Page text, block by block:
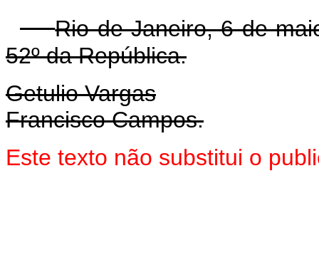
Rio de Janeiro, 6 de
52º da República.
Getulio Vargas
Francisco Campos.
Este texto não substitui o